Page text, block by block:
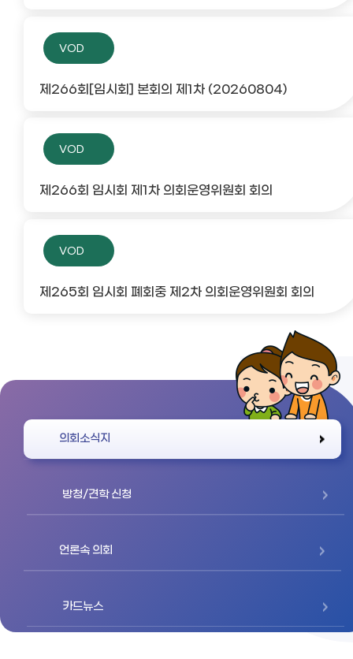
VOD
제266회[임시회] 본회의 제1차 (20260804)
VOD
제266회 임시회 제1차 의회운영위원회 회의
VOD
제265회 임시회 폐회중 제2차 의회운영위원회 회의
의회소식지
방청/견학 신청
언론속 의회
카드뉴스